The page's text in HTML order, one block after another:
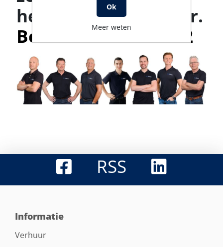
helpt je graag verder.
Bel met 0316-523142
RSS
Informatie
Verhuur
Ok
Meer weten